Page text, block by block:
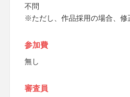
不問
※ただし、作品採用の場合、修
参加費
無し
審査員